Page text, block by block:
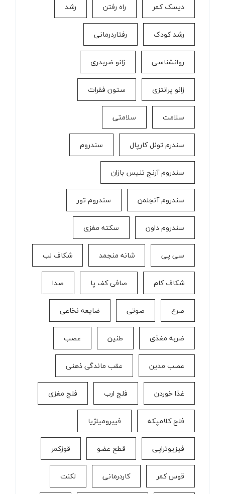
دیسک کمر راه رفتن رشد
رشد کودک رفتاردرمانی
روانشناسی زانو ضربدری
زانو پرانتزی ستون فقرات
سلامت سلامتی
سندرم تونل کارپال سندروم
سندروم آرنج تنیس بازان
سندروم آنجلمن سندروم تور
سندروم داون سکته مغزی
سی پی شانه منجمد شکاف لب
شکاف کام صافی کف پا صدا
صرع صوتی ضایعه نخاعی
ضربه مغذی طنین عصب
عصب مدین عقب ماندگی ذهنی
غذا خوردن فلج ارب فلج مغزی
فلج کلامپکه فیبرومیلژیا
فیزیوتراپی قطع عضو قوزکمر
قوس کمر كاردرمانی لکنت